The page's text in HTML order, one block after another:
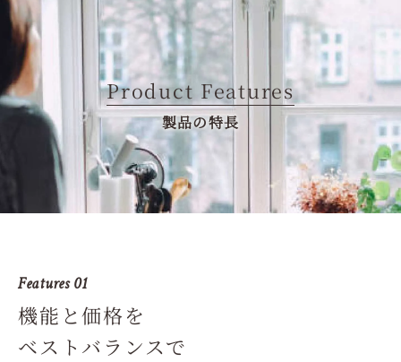
Product Features
製品の特長
Features 01
機能と価格を
ベストバランスで